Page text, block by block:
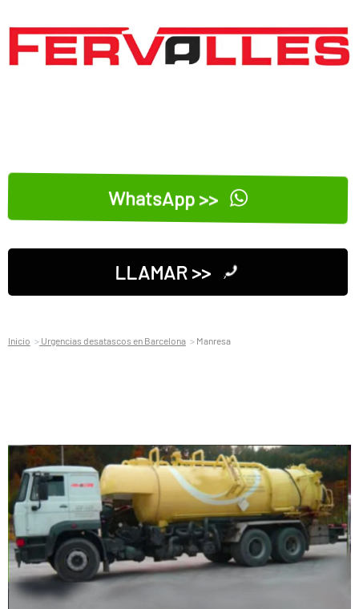
WhatsApp >>
LLAMAR >>
Inicio Urgencias desatascos en Barcelona Manresa